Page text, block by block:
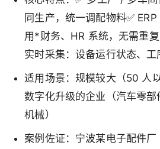
同生产，统一调配物料✅
用*财务、HR 系统，无需重
实时采集：设备运行状态、
适用场景：规模较大（50 人
数字化升级的企业（汽车零
机械）
案例佐证：宁波某电子配件